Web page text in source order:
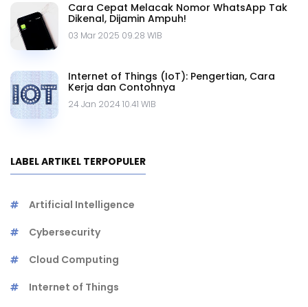
Cara Cepat Melacak Nomor WhatsApp Tak
Dikenal, Dijamin Ampuh!
03 Mar 2025 09.28 WIB
Internet of Things (IoT): Pengertian, Cara
Kerja dan Contohnya
24 Jan 2024 10.41 WIB
LABEL ARTIKEL TERPOPULER
Artificial Intelligence
Cybersecurity
Cloud Computing
Internet of Things